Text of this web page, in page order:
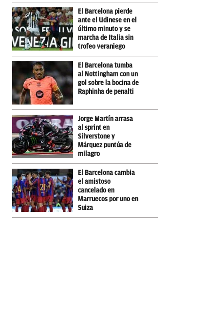
El Barcelona pierde
ante el Udinese en el
último minuto y se
marcha de Italia sin
trofeo veraniego
El Barcelona tumba
al Nottingham con un
gol sobre la bocina de
Raphinha de penalti
Jorge Martín arrasa
al sprint en
Silverstone y
Márquez puntúa de
milagro
El Barcelona cambia
el amistoso
cancelado en
Marruecos por uno en
Suiza